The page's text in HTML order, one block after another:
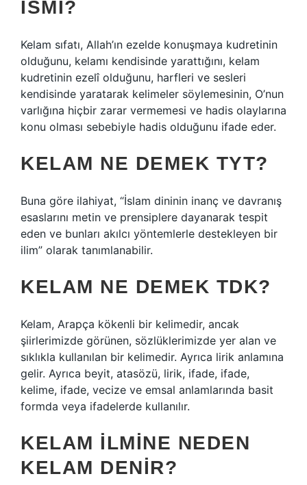
ISMI?
Kelam sıfatı, Allah’ın ezelde konuşmaya kudretinin
olduğunu, kelamı kendisinde yarattığını, kelam
kudretinin ezelî olduğunu, harfleri ve sesleri
kendisinde yaratarak kelimeler söylemesinin, O’nun
varlığına hiçbir zarar vermemesi ve hadis olaylarına
konu olması sebebiyle hadis olduğunu ifade eder.
KELAM NE DEMEK TYT?
Buna göre ilahiyat, “İslam dininin inanç ve davranış
esaslarını metin ve prensiplere dayanarak tespit
eden ve bunları akılcı yöntemlerle destekleyen bir
ilim” olarak tanımlanabilir.
KELAM NE DEMEK TDK?
Kelam, Arapça kökenli bir kelimedir, ancak
şiirlerimizde görünen, sözlüklerimizde yer alan ve
sıklıkla kullanılan bir kelimedir. Ayrıca lirik anlamına
gelir. Ayrıca beyit, atasözü, lirik, ifade, ifade,
kelime, ifade, vecize ve emsal anlamlarında basit
formda veya ifadelerde kullanılır.
KELAM ILMINE NEDEN
KELAM DENIR?